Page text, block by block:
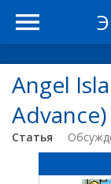
Angel
Advance)
Статья